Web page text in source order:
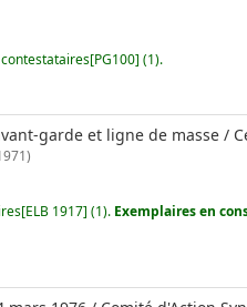
(1).
garde et ligne de masse /
1917] (1). Exemplaires en